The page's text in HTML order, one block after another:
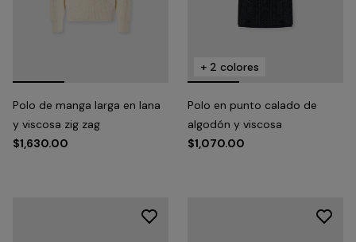
Polo de manga larga en lana
y viscosa zig zag
$1,630.00
+ 2 colores
Polo en punto calado de
algodón y viscosa
$1,070.00